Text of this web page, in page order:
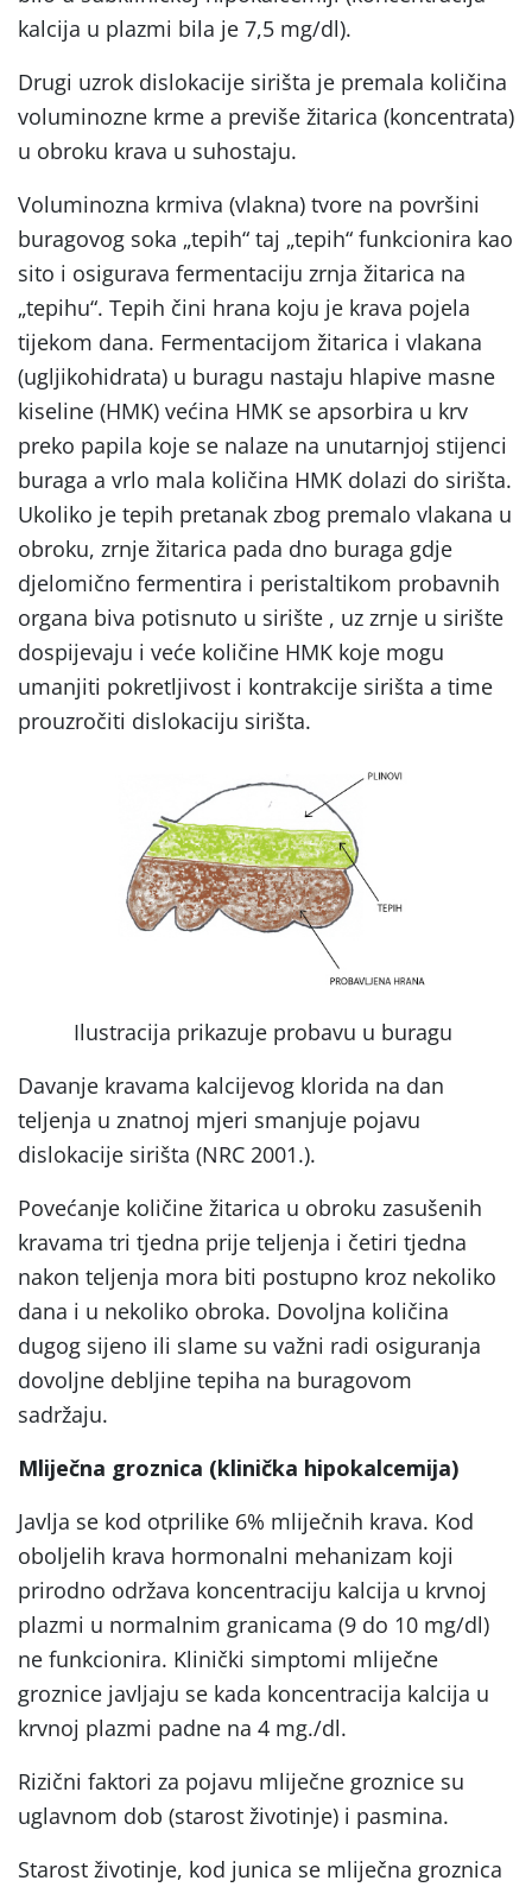
kalcija u plazmi bila je 7,5 mg/dl).
Drugi uzrok dislokacije sirišta je premala količina
voluminozne krme a previše žitarica (koncentrata)
u obroku krava u suhostaju.
Voluminozna krmiva (vlakna) tvore na površini
buragovog soka „tepih“ taj „tepih“ funkcionira kao
sito i osigurava fermentaciju zrnja žitarica na
„tepihu“. Tepih čini hrana koju je krava pojela
tijekom dana. Fermentacijom žitarica i vlakana
(ugljikohidrata) u buragu nastaju hlapive masne
kiseline (HMK) većina HMK se apsorbira u krv
preko papila koje se nalaze na unutarnjoj stijenci
buraga a vrlo mala količina HMK dolazi do sirišta.
Ukoliko je tepih pretanak zbog premalo vlakana u
obroku, zrnje žitarica pada dno buraga gdje
djelomično fermentira i peristaltikom probavnih
organa biva potisnuto u sirište , uz zrnje u sirište
dospijevaju i veće količine HMK koje mogu
umanjiti pokretljivost i kontrakcije sirišta a time
prouzročiti dislokaciju sirišta.
Ilustracija prikazuje probavu u buragu
Davanje kravama kalcijevog klorida na dan
teljenja u znatnoj mjeri smanjuje pojavu
dislokacije sirišta (NRC 2001.).
Povećanje količine žitarica u obroku zasušenih
kravama tri tjedna prije teljenja i četiri tjedna
nakon teljenja mora biti postupno kroz nekoliko
dana i u nekoliko obroka. Dovoljna količina
dugog sijeno ili slame su važni radi osiguranja
dovoljne debljine tepiha na buragovom
sadržaju.
Mliječna groznica (klinička hipokalcemija)
Javlja se kod otprilike 6% mliječnih krava. Kod
oboljelih krava hormonalni mehanizam koji
prirodno održava koncentraciju kalcija u krvnoj
plazmi u normalnim granicama (9 do 10 mg/dl)
ne funkcionira. Klinički simptomi mliječne
groznice javljaju se kada koncentracija kalcija u
krvnoj plazmi padne na 4 mg./dl.
Rizični faktori za pojavu mliječne groznice su
uglavnom dob (starost životinje) i pasmina.
Starost životinje, kod junica se mliječna groznica